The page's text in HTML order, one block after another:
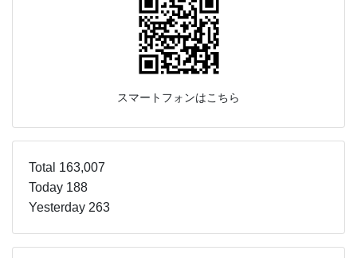
スマートフォンはこちら
Total 163,007
Today 188
Yesterday 263